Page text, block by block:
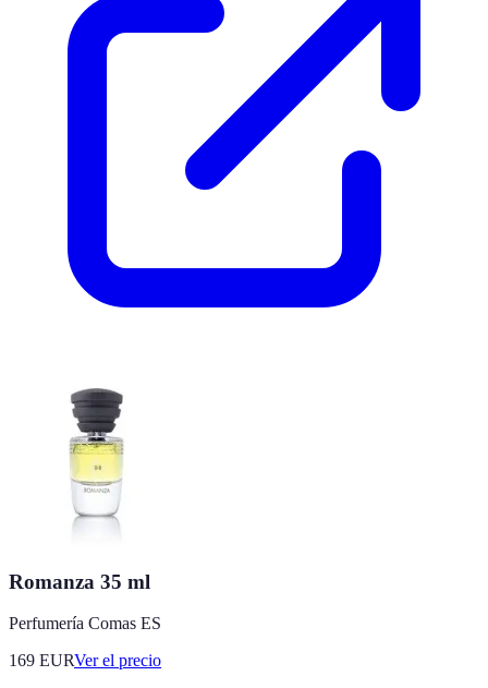
Romanza 35 ml
Perfumería Comas ES
169 EURVer el precio